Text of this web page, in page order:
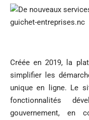
Créée en 2019, la
simplifier les
unique en ligne. Le
fonctionnalités
gouvernement, en